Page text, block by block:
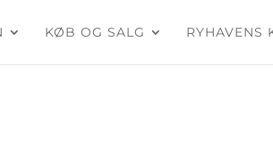
KØB OG SALG RYHAVENS